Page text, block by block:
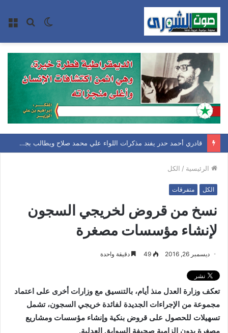
بحث الوضع
قادري أحمد حدر يفند مذكرات اللواء علي محمد صلاح ويطالب بجعل قضية اغتيال الرئيس الحمدي مفتوحة على التاريخ السياسي والقانوني
الرئيسية / الكل
الكل متفرقات
نسخ من قروض لخريجي السجون
لإنشاء مؤسسات مصغرة
ديسمبر 26, 2016 49 دقيقة واحدة
تعكف وزارة العدل منذ أيام، بالتنسيق مع وزارات أخرى على اعتماد
مجموعة من الإجراءات الجديدة لفائدة خريجي السجون، تشمل
تسهيلات للحصول على قروض بنكية وإنشاء مؤسسات ومشاريع
مصغرة بدون إلزامية صحيفة السوابق العدلية.